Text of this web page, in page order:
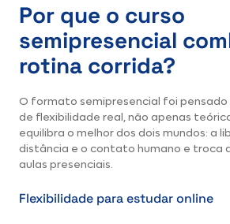
Por que o curso
semipresencial
rotina corrida?
O formato semipresencial foi pensado
de flexibilidade real, não apenas
equilibra o melhor dos dois mundos: a
distância e o contato humano e troca
aulas presenciais.
Flexibilidade para estudar online